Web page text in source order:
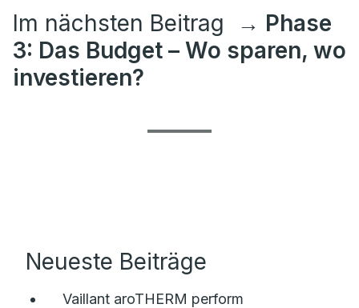
Im nächsten Beitrag
→ Phase
3: Das Budget – Wo sparen, wo
investieren?
Neueste Beiträge
Vaillant aroTHERM perform